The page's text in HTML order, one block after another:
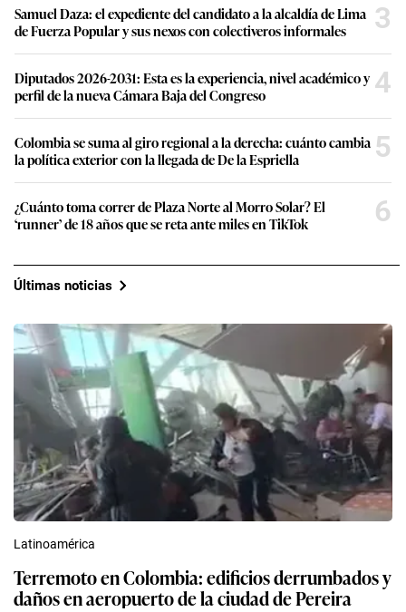
Samuel Daza: el expediente del candidato a la alcaldía de Lima
de Fuerza Popular y sus nexos con colectiveros informales
3
Diputados 2026-2031: Esta es la experiencia, nivel académico y
perfil de la nueva Cámara Baja del Congreso
4
Colombia se suma al giro regional a la derecha: cuánto cambia
la política exterior con la llegada de De la Espriella
5
¿Cuánto toma correr de Plaza Norte al Morro Solar? El
‘runner’ de 18 años que se reta ante miles en TikTok
6
Últimas noticias
Latinoamérica
Terremoto en Colombia: edificios derrumbados y
daños en aeropuerto de la ciudad de Pereira